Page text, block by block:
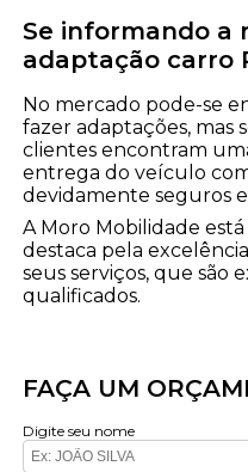
Se informando a
adaptação carro
No mercado pode-se
fazer adaptações, mas
clientes encontram
entrega do veículo
devidamente seguros
A Moro Mobilidade
destaca pela
seus serviços, que são
qualificados.
FAÇA UM
Digite seu nome